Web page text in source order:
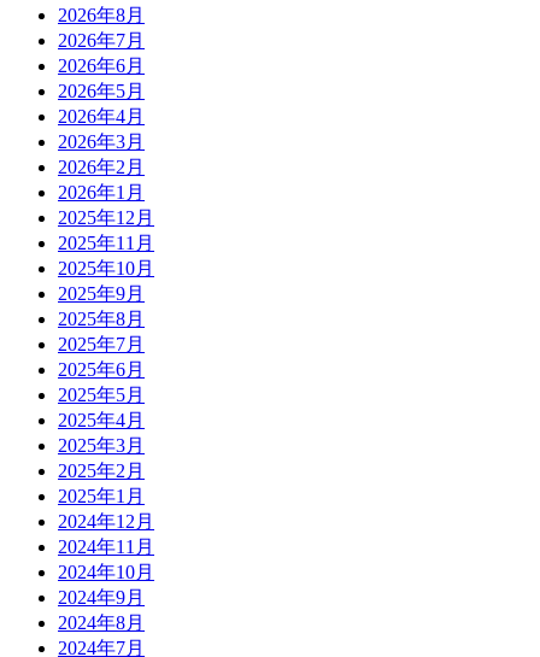
2026年8月
2026年7月
2026年6月
2026年5月
2026年4月
2026年3月
2026年2月
2026年1月
2025年12月
2025年11月
2025年10月
2025年9月
2025年8月
2025年7月
2025年6月
2025年5月
2025年4月
2025年3月
2025年2月
2025年1月
2024年12月
2024年11月
2024年10月
2024年9月
2024年8月
2024年7月